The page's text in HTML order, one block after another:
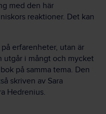
med den här
reaktioner. Det kan
erfarenheter, utan är
utgår i mångt och mycket
på samma tema. Den
skriven av Sara
Hedrenius.